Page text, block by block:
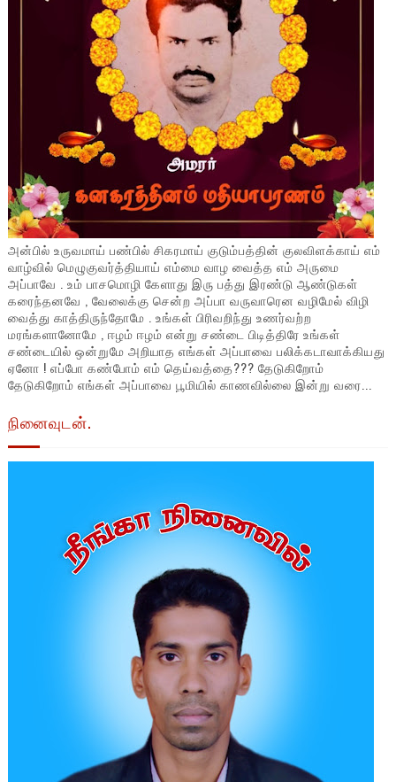
அன்பில் உருவமாய் பண்பில் சிகரமாய் குடும்பத்தின் குலவிளக்காய் எம்
வாழ்வில் மெழுகுவர்த்தியாய் எம்மை வாழ வைத்த எம் அருமை
அப்பாவே . உம் பாசமொழி கேளாது இரு பத்து இரண்டு ஆண்டுகள்
கரைந்தனவே , வேலைக்கு சென்ற அப்பா வருவாரென வழிமேல் விழி
வைத்து காத்திருந்தோமே . உங்கள் பிரிவறிந்து உணர்வற்ற
மரங்களானோமே , ஈழம் ஈழம் என்று சண்டை பிடித்திரே உங்கள்
சண்டையில் ஒன்றுமே அறியாத எங்கள் அப்பாவை பலிக்கடாவாக்கியது
ஏனோ ! எப்போ கண்போம் எம் தெய்வத்தை??? தேடுகிறோம்
தேடுகிறோம் எங்கள் அப்பாவை பூமியில் காணவில்லை இன்று வரை...
நினைவுடன்.